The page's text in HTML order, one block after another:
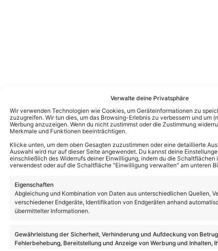
Verwalte deine Privatsphäre
Wir verwenden Technologien wie Cookies, um Geräteinformationen zu
zuzugreifen. Wir tun dies, um das Browsing-Erlebnis zu verbessern und um
Werbung anzuzeigen. Wenn du nicht zustimmst oder die Zustimmung
Merkmale und Funktionen beeinträchtigen.
Klicke unten, um dem oben Gesagten zuzustimmen oder eine detaillierte
Auswahl wird nur auf dieser Seite angewendet. Du kannst deine
einschließlich des Widerrufs deiner Einwilligung, indem du die
verwendest oder auf die Schaltfläche "Einwilligung verwalten" am unteren
Eigenschaften
Abgleichung und Kombination von Daten aus unterschiedlichen Quellen,
verschiedener Endgeräte, Identifikation von Endgeräten anhand
übermittelter Informationen.
Gewährleistung der Sicherheit, Verhinderung und Aufdeckung von
Fehlerbehebung, Bereitstellung und Anzeige von Werbung und Inhalten,
Troglauer: Nach Wacken rocken sie die
Wiesn – mit uns sprachen sie über die